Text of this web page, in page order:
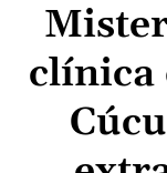
clínica